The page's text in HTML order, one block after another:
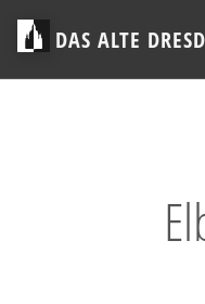
DAS ALTE